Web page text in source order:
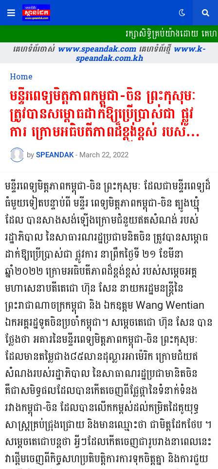
រក្សាសិទ្ធិគ្រប់យ៉ាងដោយ គេ
គេហទំព័រចាស់www.speandak.comគេហទំព័រថ្មីwww.k-
speandak.com.kh
Home
មន្ទីរពេទ្យមិត្តភាពកម្ពុជា-ចិន ព្រះកុសុមៈ
ត្រូវបានសម្ពោធដាក់ឱ្យប្រើប្រាស់ជា ផ្លូវ
ការ ក្រោមអធិបតីភាពដ៏ខ្ពង់ខ្ពស់ របស់
សម្ដេចអគ្គ មហាសេនាបតីតេជោ ហ៊ុន
សែន នាយករដ្ឋមនន្ត្រីនៃព្រះរាជាណាចក្រ
កម្ពុជា
by SPEANDAK - March 22, 2022
មន្ទីរពេទ្យមិត្តភាពកម្ពុជា-ចិន ព្រះកុសុមៈ ដែលជាមន្ទីរពេទ្យដ៏
ធំមួយទៀតបន្ទាប់ពី មន្ទីរ ពេទ្យមិត្តភាពកម្ពុជា-ចិន ត្បូងឃ្មុំ
ដែល បានសាងសង់ឡើងក្រោមជំនួយឥតសំណង់ របស់
រដ្ឋាភិបាល នៃសាធារណរដ្ឋប្រជាមនិតចិន ត្រូវបានសម្ពោធ
ដាក់ឱ្យប្រើប្រាស់ជា ផ្លូវការ នាព្រឹកថ្ងៃទី ២១ ខែមីនា
ឆ្នាំ២០២២ ក្រោមអធិបតីភាពដ៏ខ្ពង់ខ្ពស់ របស់សម្ដេចអគ្គ
មហាសេនាបតីតេជោ ហ៊ុន សែន នាយករដ្ឋមនន្ត្រីនៃ
ព្រះរាជាណាចក្រកម្ពុជា និង ឯកឧត្ដម Wang Wentian
ឯកអគ្គរដ្ឋទូតចិនប្រចាំកម្ពុជា។ សម្ដេចតេជោ ហ៊ុន សែន បាន
ថ្លែងថា អគារនៃមន្ទីរពេទ្យមិត្តភាពកម្ពុជា-ចិន ព្រះកុសុមៈ
ដែលមានតម្លៃជាង៨៥លានដុល្លារអាម៉េរិក ក្រោមជំយឥ
សំណងរបស់រដ្ឋាភិបាល នៃសាធាណរដ្ឋប្រជាមានិតចិន
គឺជាសមិទ្ធផលដែលបានកើតចេញពីផ្លែផ្កានៃទំនាក់ទំនង
រវាងកម្ពុជា-ចិន ដែលបានលើកកម្ពស់ដល់កម្រិតដៃគូយុទ្ធ
សាស្ត្រគ្រប់ជ្រុងជ្រោយ និងមានឈ្មោះថា ជាមិត្តដែកថែប ។
សម្តេចតេជោបន្តថា អ្វីៗដែលកើតចេញជារូបរាងនាពេលនេះ
វាផ្ដើមចេញពីកិច្ចសហប្រតិបត្តិការការទុកចិត្តគ្នា និងការជួយ